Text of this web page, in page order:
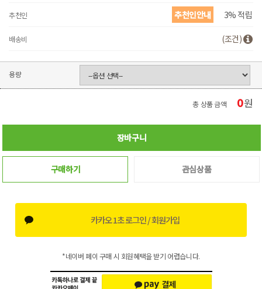
추천인 추천인안내 3% 적립
배송비 (조건)
용량
총 상품 금액 0원
장바구니
구매하기 관심상품
카카오 1초 로그인 / 회원가입
*네이버 페이 구매 시 회원혜택을 받기 어렵습니다.